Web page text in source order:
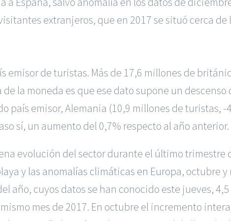
extranjeros, que en 2017 se situó cerca de
de turistas. Más de 17,6 millones de
la moneda es que ese dato supone un
país emisor, Alemania (10,9 millones de turistas,
sí, un aumento del 0,7% respecto al año anterior.
evolución del sector durante el último trimestre
y las anomalías climáticas en Europa, octubre
año, cuyos datos se han conocido este jueves,
mes de 2017. En octubre el incremento